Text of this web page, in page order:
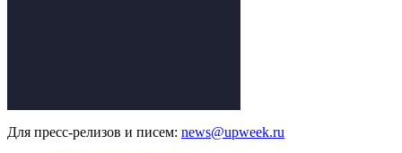
Для пресс-релизов и писем: news@upweek.ru